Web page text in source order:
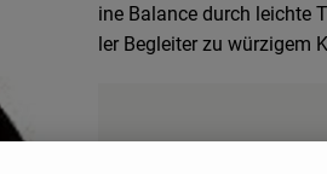
und feine Balance durch
Ein idealer Begleiter zu würzigem